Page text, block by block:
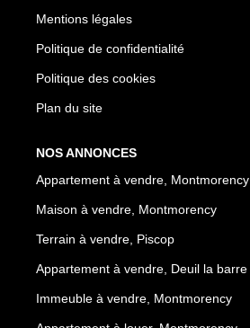
Mentions légales
Politique de confidentialité
Politique des cookies
Plan du site
NOS ANNONCES
Appartement à vendre, Montmorency
Maison à vendre, Montmorency
Terrain à vendre, Piscop
Appartement à vendre, Deuil la barre
Immeuble à vendre, Montmorency